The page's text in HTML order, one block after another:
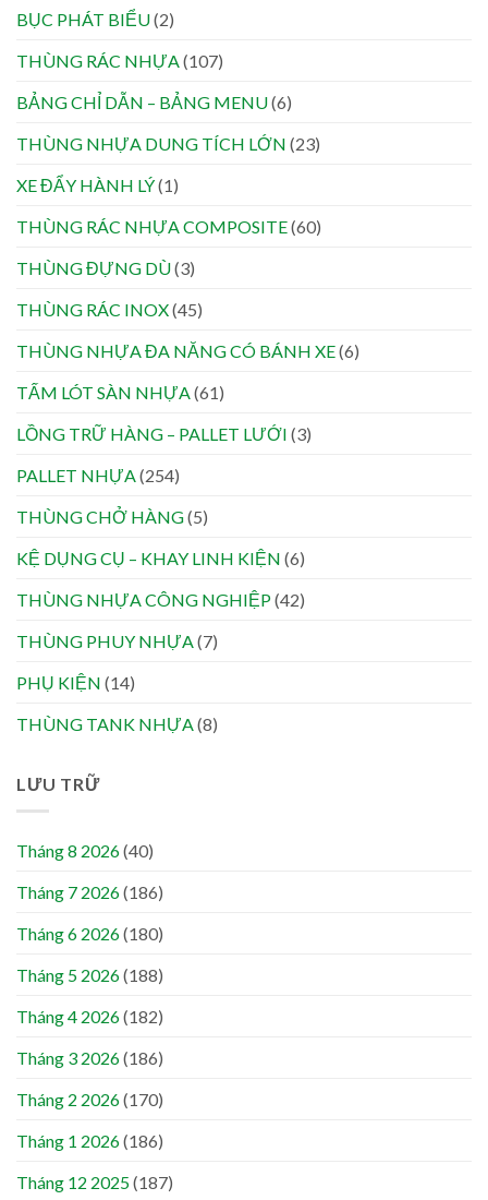
BỤC PHÁT BIỂU(2)
THÙNG RÁC NHỰA(107)
BẢNG CHỈ DẪN – BẢNG MENU(6)
THÙNG NHỰA DUNG TÍCH LỚN (23)
XE ĐẨY HÀNH LÝ(1)
THÙNG RÁC NHỰA COMPOSITE(60)
THÙNG ĐỰNG DÙ(3)
THÙNG RÁC INOX(45)
THÙNG NHỰA ĐA NĂNG CÓ BÁNH XE(6)
TẤM LÓT SÀN NHỰA(61)
LỒNG TRỮ HÀNG – PALLET LƯỚI (3)
PALLET NHỰA(254)
THÙNG CHỞ HÀNG(5)
KỆ DỤNG CỤ – KHAY LINH KIỆN (6)
THÙNG NHỰA CÔNG NGHIỆP(42)
THÙNG PHUY NHỰA(7)
PHỤ KIỆN (14)
THÙNG TANK NHỰA(8)
LƯU TRỮ
Tháng 8 2026(40)
Tháng 7 2026(186)
Tháng 6 2026(180)
Tháng 5 2026(188)
Tháng 4 2026(182)
Tháng 3 2026(186)
Tháng 2 2026(170)
Tháng 1 2026(186)
Tháng 12 2025(187)